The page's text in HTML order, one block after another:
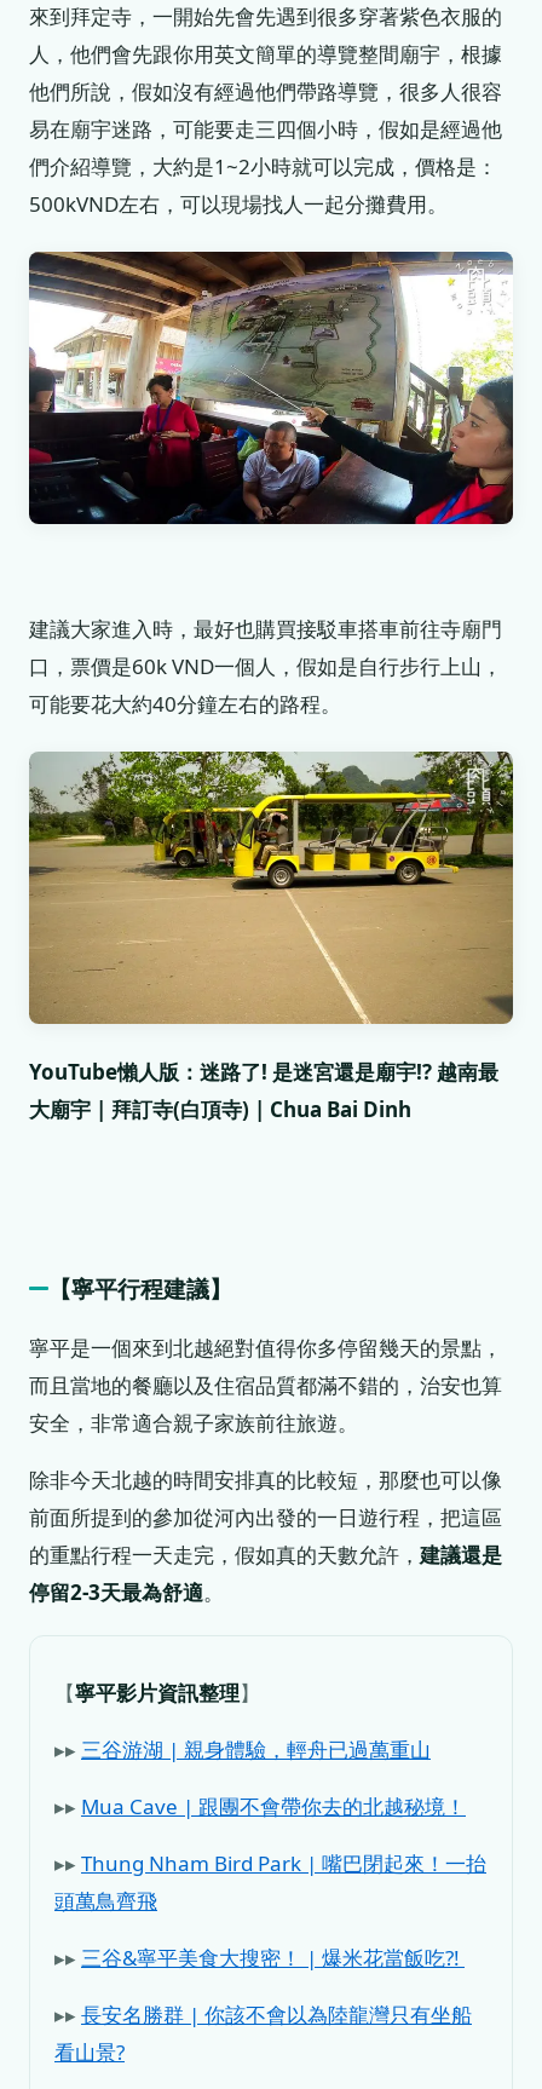
來到拜定寺，一開始先會先遇到很多穿著紫色衣服的
人，他們會先跟你用英文簡單的導覽整間廟宇，根據
他們所說，假如沒有經過他們帶路導覽，很多人很容
易在廟宇迷路，可能要走三四個小時，假如是經過他
們介紹導覽，大約是1~2小時就可以完成，價格是：
500kVND左右，可以現場找人一起分攤費用。
建議大家進入時，最好也購買接駁車搭車前往寺廟門
口，票價是60k VND一個人，假如是自行步行上山，
可能要花大約40分鐘左右的路程。
YouTube懶人版：迷路了! 是迷宮還是廟宇!? 越南最
大廟宇 | 拜訂寺(白頂寺) | Chua Bai Dinh
【寧平行程建議】
寧平是一個來到北越絕對值得你多停留幾天的景點，
而且當地的餐廳以及住宿品質都滿不錯的，治安也算
安全，非常適合親子家族前往旅遊。
除非今天北越的時間安排真的比較短，那麼也可以像
前面所提到的參加從河內出發的一日遊行程，把這區
的重點行程一天走完，假如真的天數允許， 建議還是
停留2-3天最為舒適。
【寧平影片資訊整理】
▸▸ 三谷游湖 | 親身體驗，輕舟已過萬重山
▸▸ Mua Cave | 跟團不會帶你去的北越秘境！
▸▸ Thung Nham Bird Park | 嘴巴閉起來！一抬
頭萬鳥齊飛
▸▸ 三谷&寧平美食大搜密！ | 爆米花當飯吃?!
▸▸ 長安名勝群 | 你該不會以為陸龍灣只有坐船
看山景?